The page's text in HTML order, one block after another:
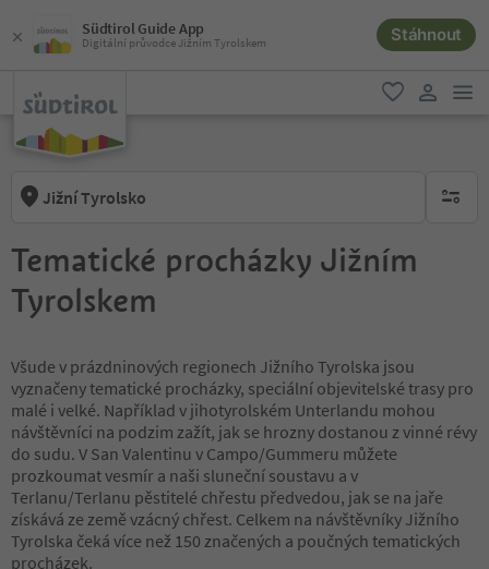
Südtirol Guide App
Digitální průvodce Jižním Tyrolskem Stáhnout
oblíbené
Jižní Tyrolsko brak
Tematické procházky Jižním
Tyrolskem
Všude v prázdninových regionech Jižního Tyrolska jsou
vyznačeny tematické procházky, speciální objevitelské trasy pro
malé i velké. Například v jihotyrolském Unterlandu mohou
návštěvníci na podzim zažít, jak se hrozny dostanou z vinné révy
do sudu. V San Valentinu v Campo/Gummeru můžete
prozkoumat vesmír a naši sluneční soustavu a v
Terlanu/Terlanu pěstitelé chřestu předvedou, jak se na jaře
získává ze země vzácný chřest. Celkem na návštěvníky Jižního
Tyrolska čeká více než 150 značených a poučných tematických
procházek.